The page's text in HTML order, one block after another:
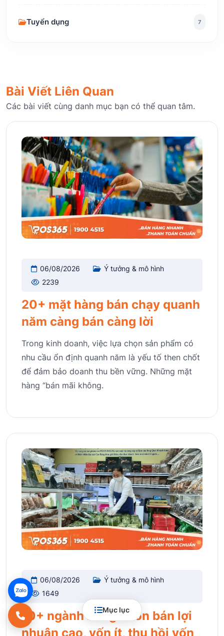
Mục lục
Tuyển dụng 7
Bài Viết Liên Quan
Các bài viết cùng danh mục bạn có thể quan tâm.
06/08/2026
Ý tưởng & mô hình
2239
20+ mặt hàng bán chạy quanh
năm càng bán càng lời
Trong kinh doanh, việc lựa chọn sản phẩm có
nhu cầu ổn định quanh năm là yếu tố then chốt
để đảm bảo doanh thu bền vững. Những mặt
hàng “bán mãi không.
06/08/2026
Ý tưởng & mô hình
1649
10+ ngành hàng buôn bán lợi
nhuận cao, vốn ít, thu hồi vốn